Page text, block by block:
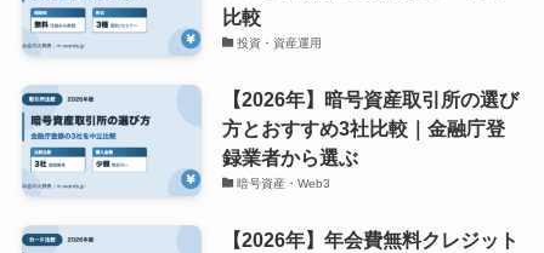
比較
投資・資産運用
【2026年】暗号資産取引所の選び
方とおすすめ3社比較｜金融庁登
録業者から選ぶ
暗号資産・Web3
【2026年】年会費無料クレジット